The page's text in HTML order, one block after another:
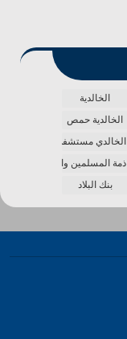
الخالدية
الخالدية حمص
الخالدي مستشفى
ذمة المسلمين واحدة
بنك البلاد